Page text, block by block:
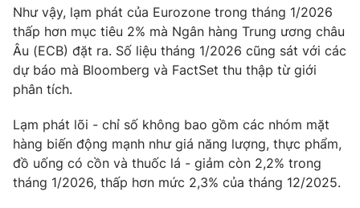
Sản phẩm
Thị trường
Tư vấn
Lịch phát sóng
Chuyên mục khác
Emagazine Podcast
Photo Infographic
Như vậy, lạm phát của Eurozone trong tháng 1/2026
thấp hơn mục tiêu 2% mà Ngân hàng Trung ương châu
Âu (ECB) đặt ra. Số liệu tháng 1/2026 cũng sát với các
dự báo mà Bloomberg và FactSet thu thập từ giới
phân tích.
Lạm phát lõi - chỉ số không bao gồm các nhóm mặt
hàng biến động mạnh như giá năng lượng, thực phẩm,
đồ uống có cồn và thuốc lá - giảm còn 2,2% trong
tháng 1/2026, thấp hơn mức 2,3% của tháng 12/2025.